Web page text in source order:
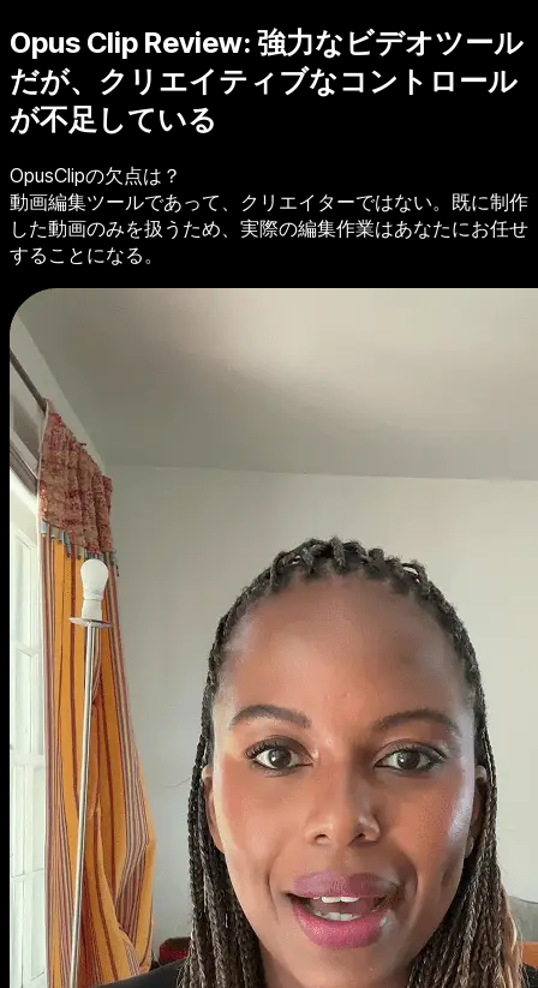
Opus Clip Review: 強力なビデオツール
だが、クリエイティブなコントロール
が不足している
OpusClipの欠点は？
動画編集ツールであって、クリエイターではない。既に制作
した動画のみを扱うため、実際の編集作業はあなたにお任せ
することになる。